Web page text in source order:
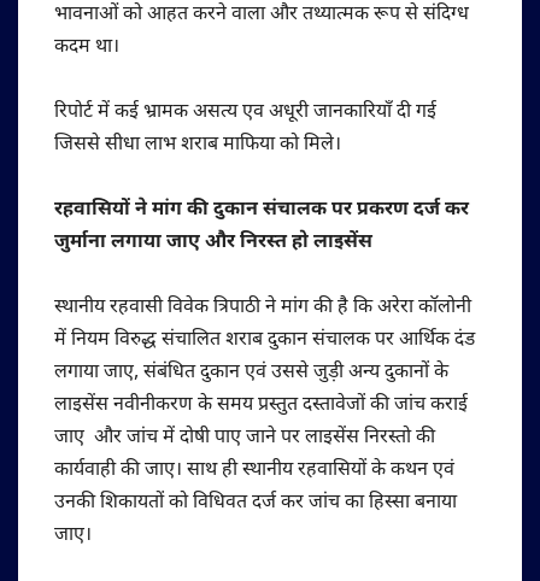
भावनाओं को आहत करने वाला और तथ्यात्मक रूप से संदिग्ध
कदम था।
रिपोर्ट में कई भ्रामक असत्य एव अधूरी जानकारियाँ दी गई
जिससे सीधा लाभ शराब माफिया को मिले।
रहवासियों ने मांग की दुकान संचालक पर प्रकरण दर्ज कर
जुर्माना लगाया जाए और निरस्त हो लाइसेंस
स्थानीय रहवासी विवेक त्रिपाठी ने मांग की है कि अरेरा कॉलोनी
में नियम विरुद्ध संचालित शराब दुकान संचालक पर आर्थिक दंड
लगाया जाए, संबंधित दुकान एवं उससे जुड़ी अन्य दुकानों के
लाइसेंस नवीनीकरण के समय प्रस्तुत दस्तावेजों की जांच कराई
जाए और जांच में दोषी पाए जाने पर लाइसेंस निरस्तो की
कार्यवाही की जाए। साथ ही स्थानीय रहवासियों के कथन एवं
उनकी शिकायतों को विधिवत दर्ज कर जांच का हिस्सा बनाया
जाए।